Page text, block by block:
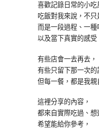
喜歡記錄日常的小吃
吃飯對我來說，不只
而是一段過程、一種
以及當下真實的感受
有些店會一去再去，
有些只留下那一次的
但每一餐，都是我親
這裡分享的內容，
都來自實際吃過、想
希望能給你參考，